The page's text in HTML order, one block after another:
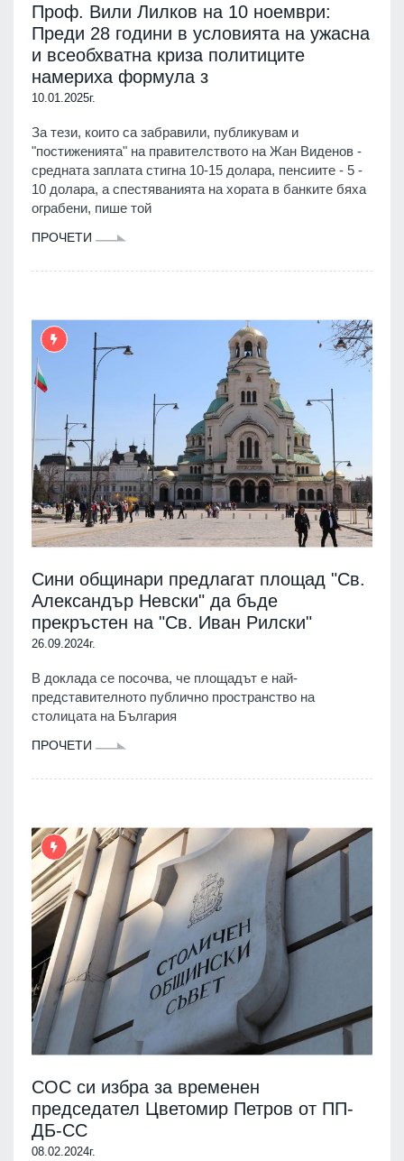
Проф. Вили Лилков на 10 ноември:
Преди 28 години в условията на ужасна
и всеобхватна криза политиците
намериха формула з
10.01.2025г.
За тези, които са забравили, публикувам и
"постиженията" на правителството на Жан Виденов -
средната заплата стигна 10-15 долара, пенсиите - 5 -
10 долара, а спестяванията на хората в банките бяха
ограбени, пише той
ПРОЧЕТИ
Сини общинари предлагат площад "Св.
Александър Невски" да бъде
прекръстен на "Св. Иван Рилски"
26.09.2024г.
В доклада се посочва, че площадът е най-
представителното публично пространство на
столицата на България
ПРОЧЕТИ
СОС си избра за временен
председател Цветомир Петров от ПП-
ДБ-СС
08.02.2024г.